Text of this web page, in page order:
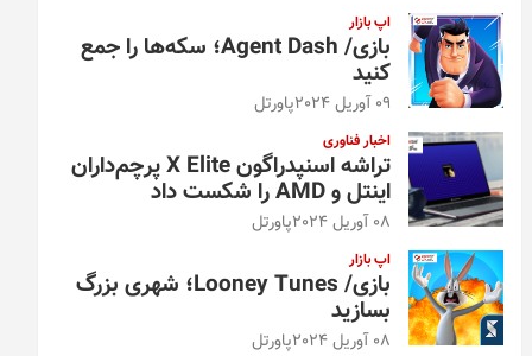
اپ بازار
بازی/ Agent Dash؛ سکه‌ها را جمع
کنید
09 آوریل 2024 پاورتل
اخبار فناوری
تراشه اسنپدراگون X Elite پرچم‌داران
اینتل و AMD را شکست داد
08 آوریل 2024 پاورتل
اپ بازار
بازی/ Looney Tunes؛ شهری بزرگ
بسازید
08 آوریل 2024 پاورتل